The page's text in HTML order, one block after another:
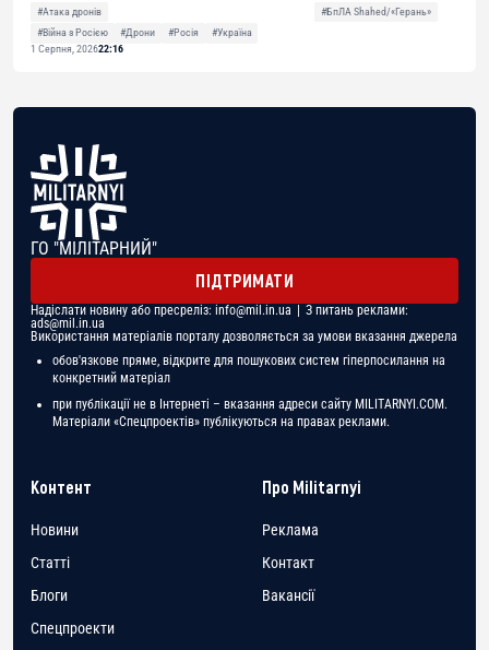
#Атака дронів
#БпЛА Shahed/«Герань»
#Війна з Росією
#Дрони #Росія
#Україна
1 Серпня, 202622:16
ГО "МІЛІТАРНИЙ"
ПІДТРИМАТИ
Надіслати новину або пресреліз: info@mil.in.ua | З питань реклами:
ads@mil.in.ua
Використання матеріалів порталу дозволяється за умови вказання джерела
обов'язкове пряме, відкрите для пошукових систем гіперпосилання на
конкретний матеріал
при публікації не в Інтернеті – вказання адреси сайту MILITARNYI.COM.
Матеріали «Спецпроектів» публікуються на правах реклами.
Контент
Новини
Статті
Блоги
Спецпроекти
Про Militarnyi
Реклама
Контакт
Вакансії